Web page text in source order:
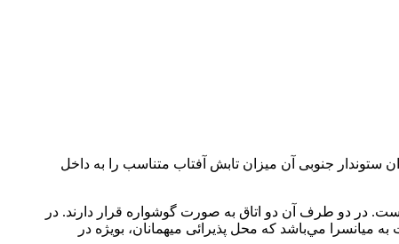
جنوبی آن ميزان تابش آفتاب متناسب را به داخل
در دو طرف آن دو اتاق به صورت گوشواره قرار دارند. در
مي‌باشد كه محل پذيرائی میهمانان، بويژه در